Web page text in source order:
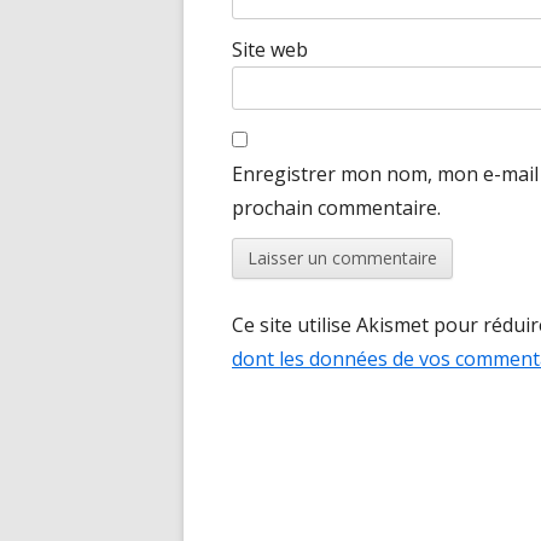
Site web
Enregistrer mon nom, mon e-
prochain commentaire.
Ce site utilise Akismet pour
dont les données de vos